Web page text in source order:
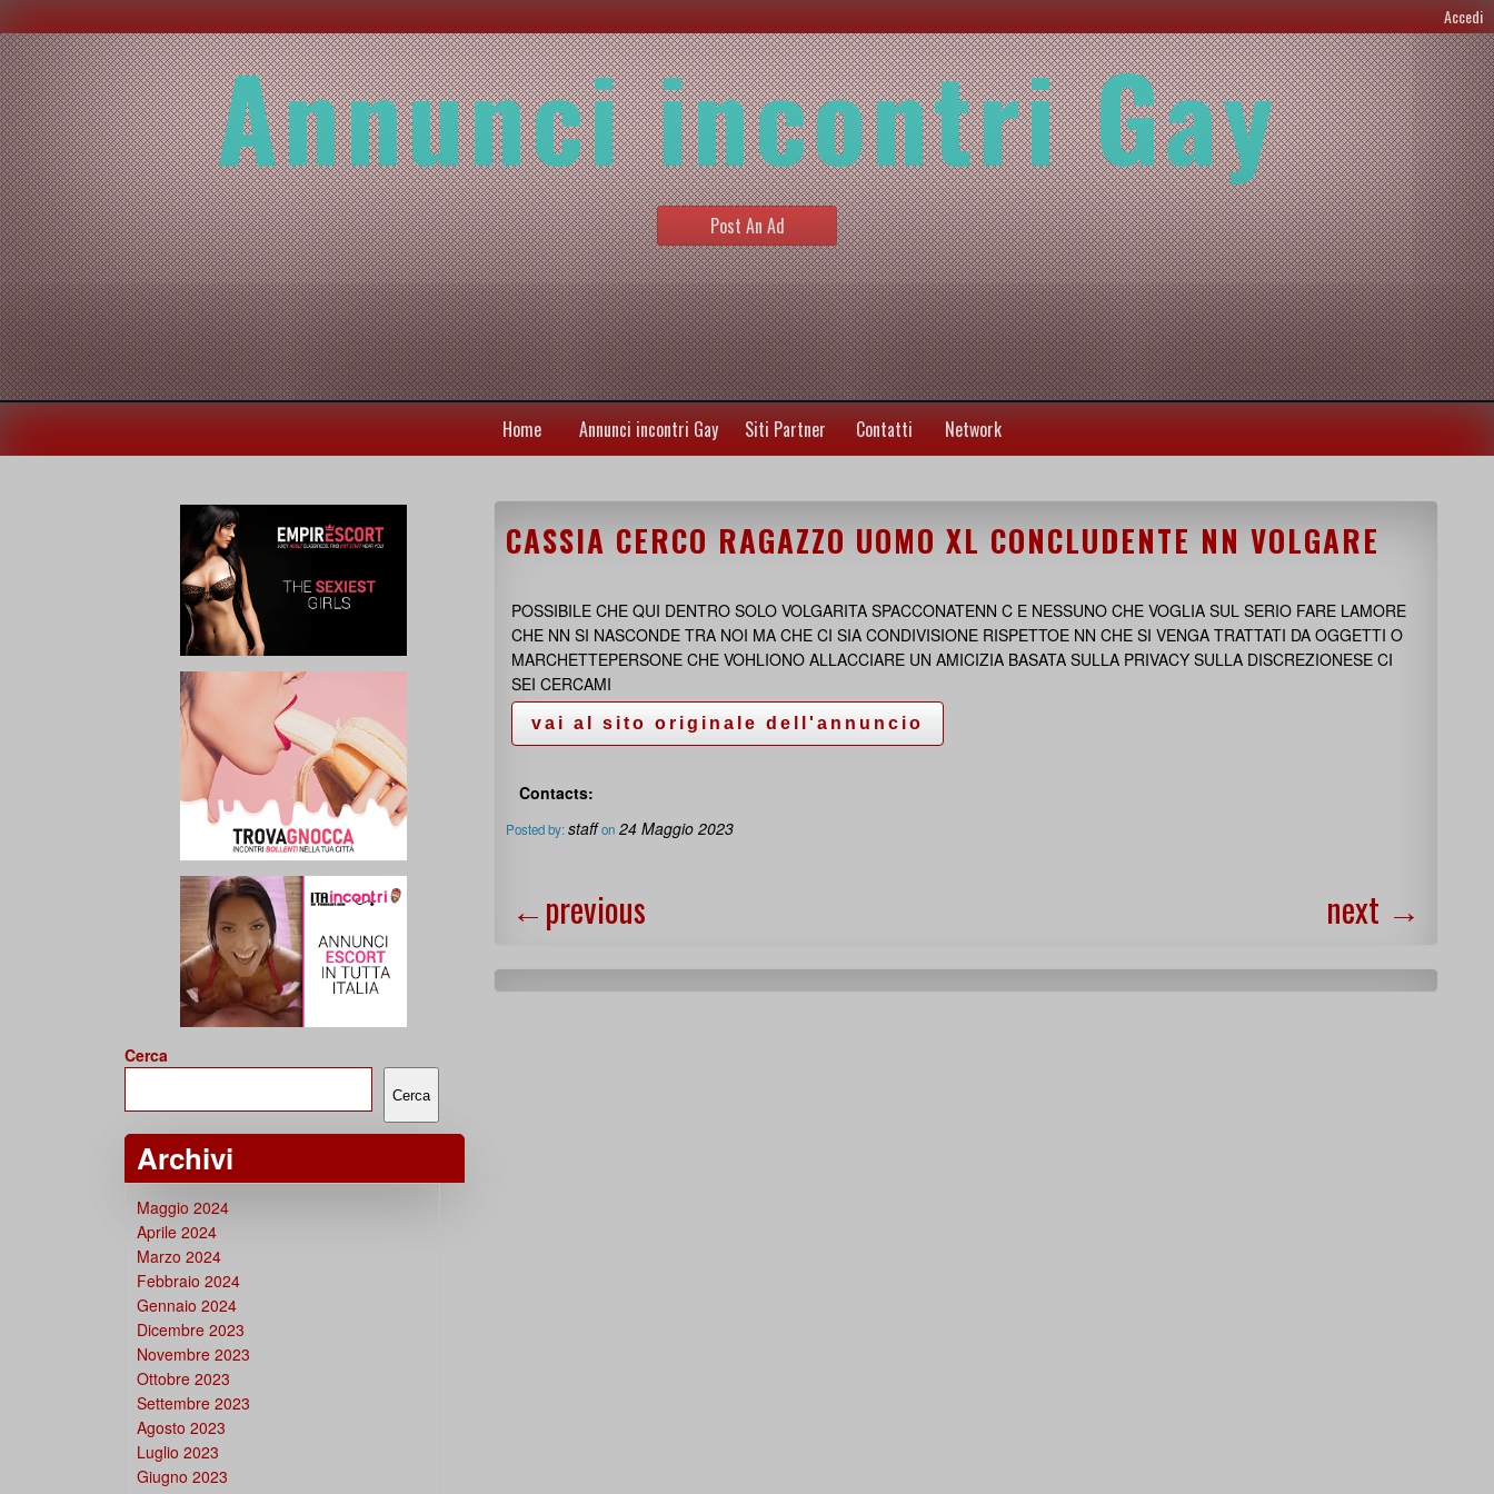
Accedi
Annunci incontri Gay
Post An Ad
Home Annunci incontri Gay Siti Partner Contatti Network
CASSIA CERCO RAGAZZO UOMO XL CONCLUDENTE NN VOLGARE
POSSIBILE CHE QUI DENTRO SOLO VOLGARITA SPACCONATENN C E NESSUNO CHE VOGLIA SUL SERIO FARE LAMORE
CHE NN SI NASCONDE TRA NOI MA CHE CI SIA CONDIVISIONE RISPETTOE NN CHE SI VENGA TRATTATI DA OGGETTI O
MARCHETTEPERSONE CHE VOHLIONO ALLACCIARE UN AMICIZIA BASATA SULLA PRIVACY SULLA DISCREZIONESE CI
SEI CERCAMI
Contacts:
Posted by:staff on 24 Maggio 2023
←previous next →
Cerca
Cerca
Archivi
Maggio 2024
Aprile 2024
Marzo 2024
Febbraio 2024
Gennaio 2024
Dicembre 2023
Novembre 2023
Ottobre 2023
Settembre 2023
Agosto 2023
Luglio 2023
Giugno 2023